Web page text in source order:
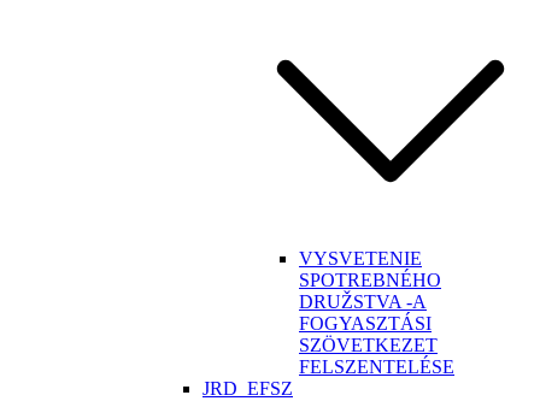
VYSVETENIE
SPOTREBNÉHO
DRUŽSTVA -A
FOGYASZTÁSI
SZÖVETKEZET
FELSZENTELÉSE
JRD_EFSZ